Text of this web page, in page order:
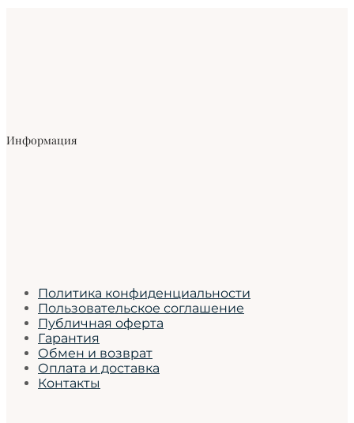
Информация
Политика конфиденциальности
Пользовательское соглашение
Публичная оферта
Гарантия
Обмен и возврат
Оплата и доставка
Контакты